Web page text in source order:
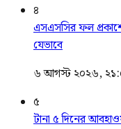
৪
এসএসসির ফল
যেভাবে
৬ আগস্ট ২০২৬,
৫
টানা ৫ দিনের